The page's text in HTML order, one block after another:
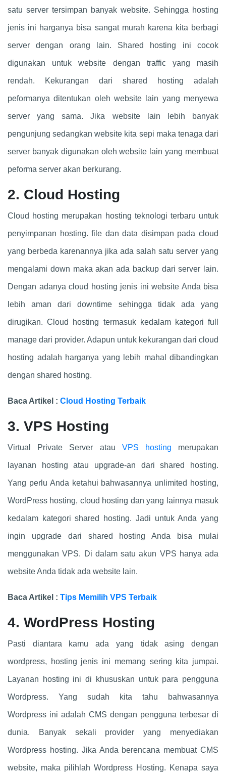
satu server tersimpan banyak website. Sehingga hosting
jenis ini harganya bisa sangat murah karena kita berbagi
server dengan orang lain. Shared hosting ini cocok
digunakan untuk website dengan traffic yang masih
rendah. Kekurangan dari shared hosting adalah
peformanya ditentukan oleh website lain yang menyewa
server yang sama. Jika website lain lebih banyak
pengunjung sedangkan website kita sepi maka tenaga dari
server banyak digunakan oleh website lain yang membuat
peforma server akan berkurang.
2. Cloud Hosting
Cloud hosting merupakan hosting teknologi terbaru untuk
penyimpanan hosting. file dan data disimpan pada cloud
yang berbeda karenannya jika ada salah satu server yang
mengalami down maka akan ada backup dari server lain.
Dengan adanya cloud hosting jenis ini website Anda bisa
lebih aman dari downtime sehingga tidak ada yang
dirugikan. Cloud hosting termasuk kedalam kategori full
manage dari provider. Adapun untuk kekurangan dari cloud
hosting adalah harganya yang lebih mahal dibandingkan
dengan shared hosting.
Baca Artikel : Cloud Hosting Terbaik
3. VPS Hosting
Virtual Private Server atau VPS hosting merupakan
layanan hosting atau upgrade-an dari shared hosting.
Yang perlu Anda ketahui bahwasannya unlimited hosting,
WordPress hosting, cloud hosting dan yang lainnya masuk
kedalam kategori shared hosting. Jadi untuk Anda yang
ingin upgrade dari shared hosting Anda bisa mulai
menggunakan VPS. Di dalam satu akun VPS hanya ada
website Anda tidak ada website lain.
Baca Artikel : Tips Memilih VPS Terbaik
4. WordPress Hosting
Pasti diantara kamu ada yang tidak asing dengan
wordpress, hosting jenis ini memang sering kita jumpai.
Layanan hosting ini di khususkan untuk para pengguna
Wordpress. Yang sudah kita tahu bahwasannya
Wordpress ini adalah CMS dengan pengguna terbesar di
dunia. Banyak sekali provider yang menyediakan
Wordpress hosting. Jika Anda berencana membuat CMS
website, maka pilihlah Wordpress Hosting. Kenapa saya